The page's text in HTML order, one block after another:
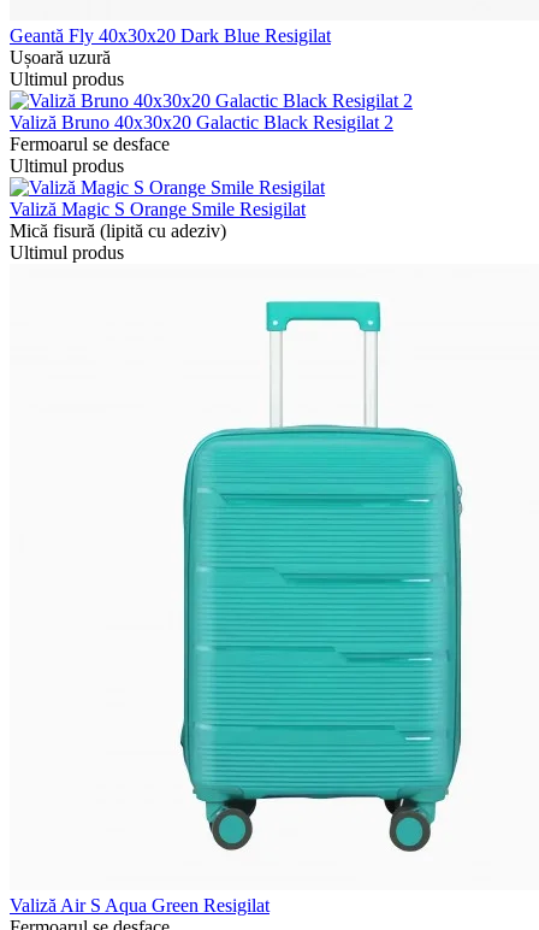
Geantă Fly 40x30x20 Dark Blue Resigilat
Ușoară uzură
Ultimul produs
Valiză Bruno 40x30x20 Galactic Black Resigilat 2
Fermoarul se desface
Ultimul produs
Valiză Magic S Orange Smile Resigilat
Mică fisură (lipită cu adeziv)
Ultimul produs
Valiză Air S Aqua Green Resigilat